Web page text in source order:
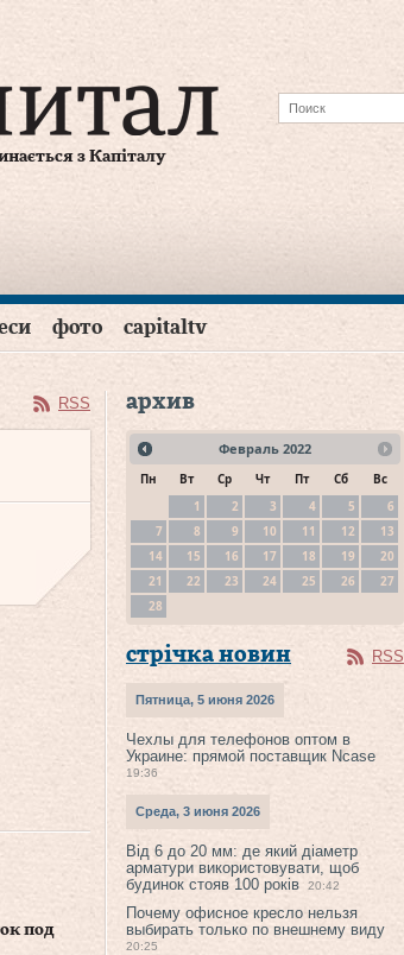
з Капіталу
фото capitaltv
RSS
под
архив
Февраль 2022
Пн Вт Ср Чт Пт Сб
Вс
1
2 3 4 5
6
7
8 9 10 11 12
13
14
15 16 17 18 19
20
21
22 23 24 25 26
27
28
стрічка новин RSS
Пятница, 5 июня 2026
Чехлы для телефонов оптом в
Украине: прямой поставщик Ncase
19:36
Среда, 3 июня 2026
Від 6 до 20 мм: де який діаметр
арматури використовувати, щоб
будинок стояв 100 років
20:42
Почему офисное кресло нельзя
выбирать только по внешнему виду
20:25